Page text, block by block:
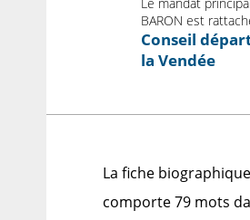
Le mandat
BARON est
Conseil
la Vendée
La fiche biographique
comporte 79 mots